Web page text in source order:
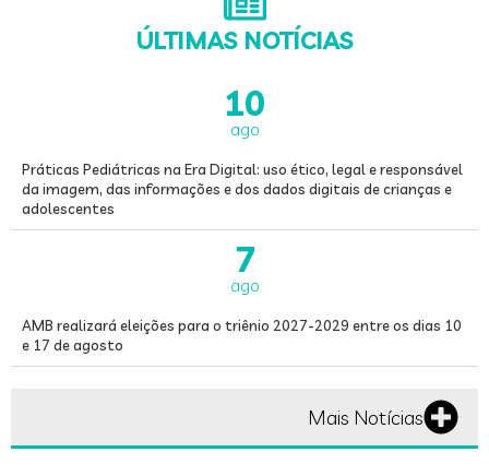
ÚLTIMAS NOTÍCIAS
10
ago
Práticas Pediátricas na Era Digital: uso ético, legal e responsável
da imagem, das informações e dos dados digitais de crianças e
adolescentes
7
ago
AMB realizará eleições para o triênio 2027-2029 entre os dias 10
e 17 de agosto
Mais Notícias